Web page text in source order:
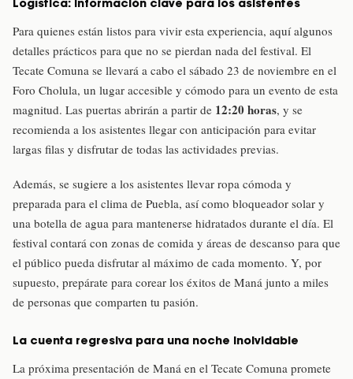
Logística: Información clave para los asistentes
Para quienes están listos para vivir esta experiencia, aquí algunos
detalles prácticos para que no se pierdan nada del festival. El
Tecate Comuna se llevará a cabo el sábado 23 de noviembre en el
Foro Cholula, un lugar accesible y cómodo para un evento de esta
magnitud. Las puertas abrirán a partir de 12:20 horas, y se
recomienda a los asistentes llegar con anticipación para evitar
largas filas y disfrutar de todas las actividades previas.
Además, se sugiere a los asistentes llevar ropa cómoda y
preparada para el clima de Puebla, así como bloqueador solar y
una botella de agua para mantenerse hidratados durante el día. El
festival contará con zonas de comida y áreas de descanso para que
el público pueda disfrutar al máximo de cada momento. Y, por
supuesto, prepárate para corear los éxitos de Maná junto a miles
de personas que comparten tu pasión.
La cuenta regresiva para una noche inolvidable
La próxima presentación de Maná en el Tecate Comuna promete